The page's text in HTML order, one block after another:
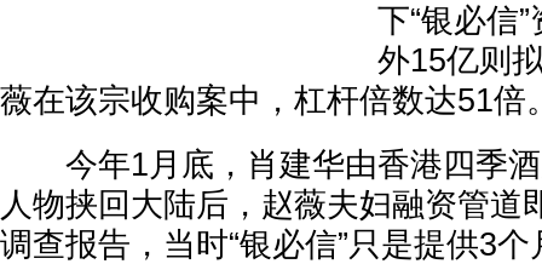
下“银必信
外15亿则
薇在该宗收购案中，杠杆倍数达51倍
今年1月底，肖建华由香港四季酒
人物挟回大陆后，赵薇夫妇融资管道
调查报告，当时“银必信”只是提供3